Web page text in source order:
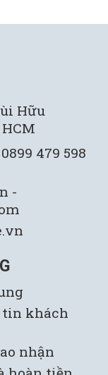
Hữu
479 598
-
tin khách
nhận